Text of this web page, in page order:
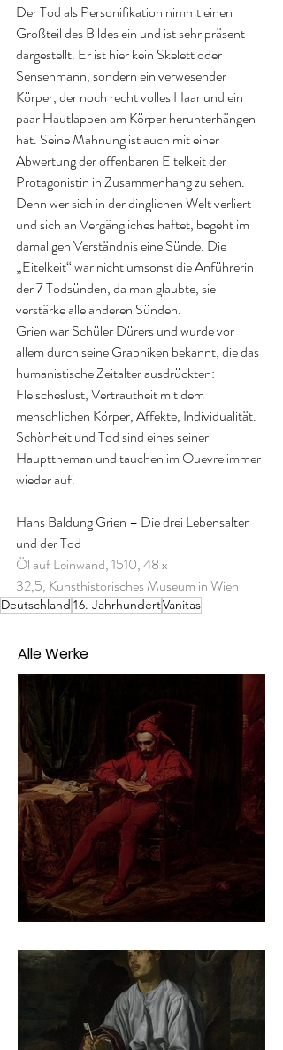
Der Tod als Personifikation nimmt einen
Großteil des Bildes ein und ist sehr präsent
dargestellt. Er ist hier kein Skelett oder
Sensenmann, sondern ein verwesender
Körper, der noch recht volles Haar und ein
paar Hautlappen am Körper herunterhängen
hat. Seine Mahnung ist auch mit einer
Abwertung der offenbaren Eitelkeit der
Protagonistin in Zusammenhang zu sehen.
Denn wer sich in der dinglichen Welt verliert
und sich an Vergängliches haftet, begeht im
damaligen Verständnis eine Sünde. Die
„Eitelkeit“ war nicht umsonst die Anführerin
der 7 Todsünden, da man glaubte, sie
verstärke alle anderen Sünden.
Grien war Schüler Dürers und wurde vor
allem durch seine Graphiken bekannt, die das
humanistische Zeitalter ausdrückten:
Fleischeslust, Vertrautheit mit dem
menschlichen Körper, Affekte, Individualität.
Schönheit und Tod sind eines seiner
Haupttheman und tauchen im Ouevre immer
wieder auf.
Hans Baldung Grien – Die drei Lebensalter
und der Tod
Öl auf Leinwand, 1510, 48 x
32,5, Kunsthistorisches Museum in Wien
Deutschland 16. JahrhundertVanitas
Alle Werke